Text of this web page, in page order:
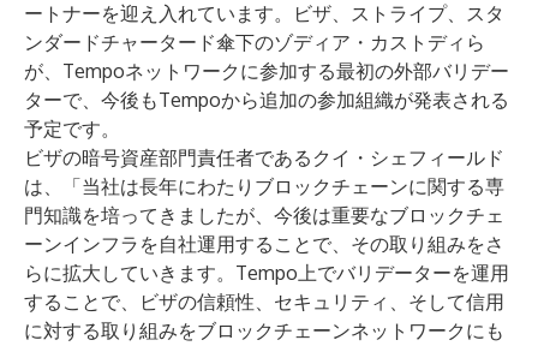
ートナーを迎え入れています。ビザ、ストライプ、スタ
ンダードチャータード傘下のゾディア・カストディら
が、Tempoネットワークに参加する最初の外部バリデー
ターで、今後もTempoから追加の参加組織が発表される
予定です。
ビザの暗号資産部門責任者であるクイ・シェフィールド
は、「当社は長年にわたりブロックチェーンに関する専
門知識を培ってきましたが、今後は重要なブロックチェ
ーンインフラを自社運用することで、その取り組みをさ
らに拡大していきます。Tempo上でバリデーターを運用
することで、ビザの信頼性、セキュリティ、そして信用
に対する取り組みをブロックチェーンネットワークにも